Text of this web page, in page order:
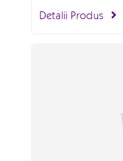
Detalii Produs